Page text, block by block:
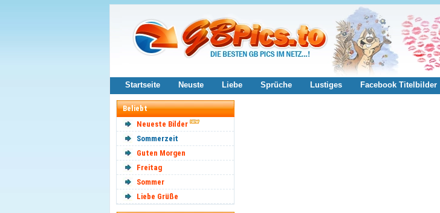
Startseite Neuste Liebe Sprüche Lustiges Facebook Titelbilder
Beliebt
Neueste Bilder
Sommerzeit
Guten Morgen
Freitag
Sommer
Liebe Grüße